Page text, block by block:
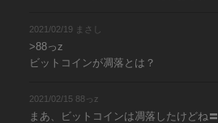
2021/02/19 まさし
>88っz
ビットコインが凋落とは？
2021/02/15 88っz
まあ、ビットコインは凋落したけどね〓